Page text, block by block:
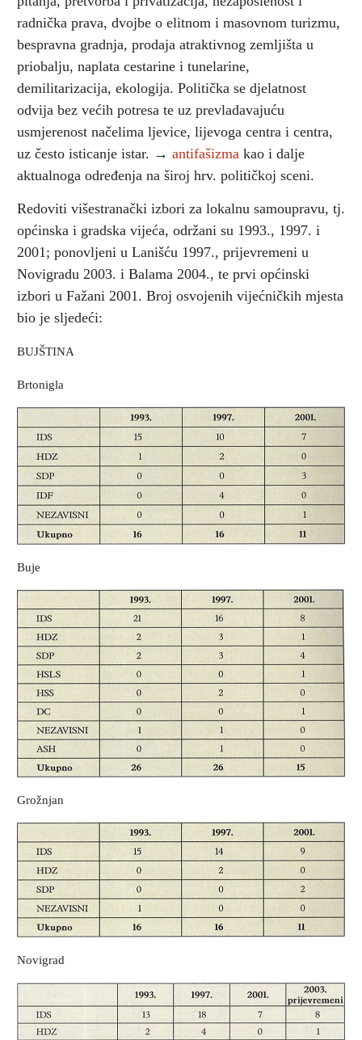
radnička prava, dvojbe o elitnom i masovnom turizmu,
bespravna gradnja, prodaja atraktivnog zemljišta u
priobalju, naplata cestarine i tunelarine,
demilitarizacija, ekologija. Politička se djelatnost
odvija bez većih potresa te uz prevladavajuću
usmjerenost načelima ljevice, lijevoga centra i centra,
uz često isticanje istar. → antifašizma kao i dalje
aktualnoga određenja na široj hrv. političkoj sceni.
Redoviti višestranački izbori za lokalnu samoupravu, tj.
općinska i gradska vijeća, održani su 1993., 1997. i
2001; ponovljeni u Lanišću 1997., prijevremeni u
Novigradu 2003. i Balama 2004., te prvi općinski
izbori u Fažani 2001. Broj osvojenih vijećničkih mjesta
bio je sljedeći:
BUJŠTINA
Brtonigla
Buje
Grožnjan
Novigrad